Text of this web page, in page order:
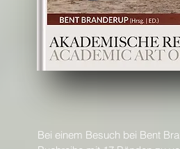
Bei einem Besuch bei Bent